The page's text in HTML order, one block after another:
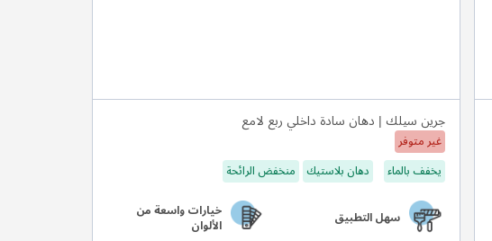
جرين سيلك | دهان سادة داخلي ربع لامع
غير متوفر
يخفف بالماء
دهان بلاستيك منخفض الرائحة
سهل التطبيق خيارات واسعة من
الألوان